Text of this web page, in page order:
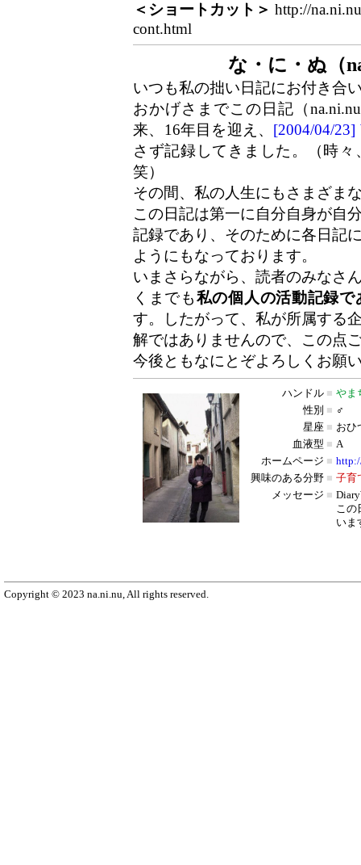
＜ショートカット＞ http://
cont.html
な・に・ぬ（
いつも私の拙い日記にお付き合
おかげさまでこの日記（
来、16年目を迎え、 [2004/04/23]
さず記録してきました。（時
笑）
その間、私の人生にもさまざま
この日記は第一に自分自身が自
記録であり、そのために各日記
ようにもなっております。
いまさらながら、読者のみなさ
くまでも私の個人の活動記録で
す。したがって、私が所属する
解ではありませんので、この点
今後ともなにとぞよろしくお願
ハンドル ■ やま
性別 ■ ♂
星座 ■ おひ
血液型 ■ A
ホームページ ■
興味のある分野 ■ 子育
メッセージ ■
この
いま
Copyright © 2023 na.ni.nu, All rights reserved.